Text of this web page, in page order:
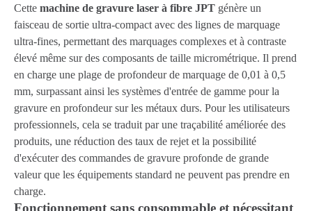
Cette machine de gravure laser à fibre JPT génère un
faisceau de sortie ultra-compact avec des lignes de marquage
ultra-fines, permettant des marquages ​​complexes et à contraste
élevé même sur des composants de taille micrométrique. Il prend
en charge une plage de profondeur de marquage de 0,01 à 0,5
mm, surpassant ainsi les systèmes d'entrée de gamme pour la
gravure en profondeur sur les métaux durs. Pour les utilisateurs
professionnels, cela se traduit par une traçabilité améliorée des
produits, une réduction des taux de rejet et la possibilité
d'exécuter des commandes de gravure profonde de grande
valeur que les équipements standard ne peuvent pas prendre en
charge.